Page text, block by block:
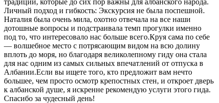
Личный подход и гибкость: Экскурсия не была поспешной.
Наталия была очень мила, охотно отвечала на все наши
дотошные вопросы и подстраивала темп прогулки именно
под то, что интересовало нас больше всего. ​Круя сама по себе
— волшебное место с потрясающим видом на всю долину
вплоть до моря, но благодаря великолепному гиду она стала
для нас одним из самых сильных впечатлений от отпуска в
Албании. ​Если вы ищете того, кто предложит вам нечто
большее, чем просто осмотр крепостных стен, и откроет дверь
к албанской душе, я искренне рекомендую услуги этого гида.
Спасибо за чудесный день!